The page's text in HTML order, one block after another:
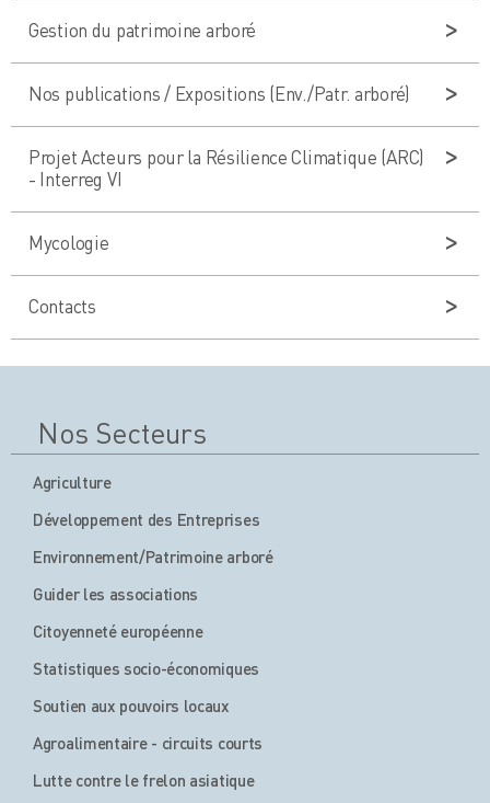
Gestion du patrimoine arboré
Nos publications / Expositions (Env./Patr. arboré)
Projet Acteurs pour la Résilience Climatique (ARC)
- Interreg VI
Mycologie
Contacts
Nos Secteurs
Agriculture
Développement des Entreprises
Environnement/Patrimoine arboré
Guider les associations
Citoyenneté européenne
Statistiques socio-économiques
Soutien aux pouvoirs locaux
Agroalimentaire - circuits courts
Lutte contre le frelon asiatique